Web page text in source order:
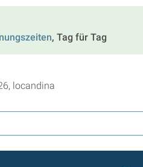
, Tag für Tag